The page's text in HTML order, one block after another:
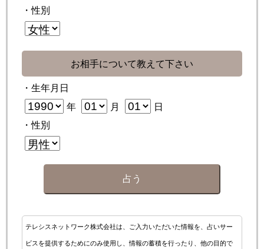
・性別
お相手について教えて下さい
・生年月日
年 月
日
・性別
占う
テレシスネットワーク株式会社は、ご入力いただいた情報を、占いサー
ビスを提供するためにのみ使用し、情報の蓄積を行ったり、他の目的で